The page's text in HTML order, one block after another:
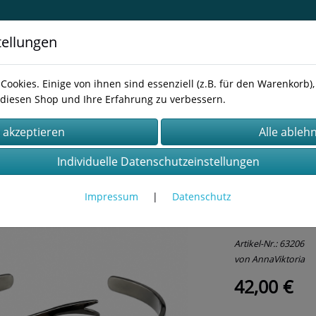
Design für Schmuck,
AGB
Artikel-Nr.:63206
von AnnaViktoria
42,00 €
Einige von ihnen sind essenziell (z.B. für den
Shop und Ihre Erfahrung zu verbessern.
Individuelle Datenschutzeinstellungen
Impressum | Datenschutz